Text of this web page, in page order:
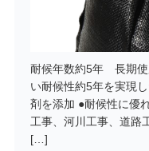
耐候年数約5年 長期使
い耐候性約5年を実現
剤を添加 ●耐候性に優
工事、河川工事、道路
[…]